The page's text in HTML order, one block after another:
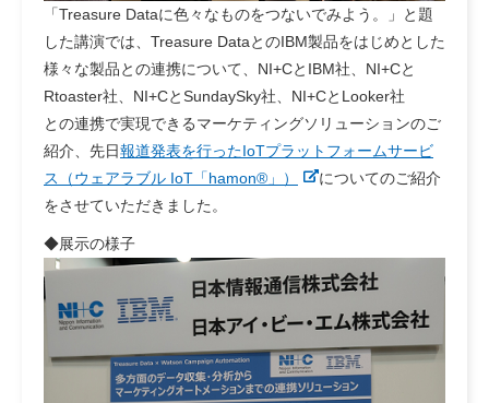
「Treasure Dataに色々なものをつないでみよう。」と題
した講演では、Treasure DataとのIBM製品をはじめとした
様々な製品との連携について、NI+CとIBM社、NI+Cと
Rtoaster社、NI+CとSundaySky社、NI+CとLooker社
との連携で実現できるマーケティングソリューションのご
紹介、先日報道発表を行ったIoTプラットフォームサービ
ス（ウェアラブル IoT「hamon®」）
についてのご紹介
をさせていただきました。
◆展示の様子